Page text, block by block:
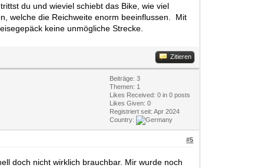
du und wieviel schiebt das Bike, wie viel
welche die Reichweite enorm beeinflussen. Mit
keine unmögliche Strecke.
Zitieren
Beiträge: 3
Themen: 1
Likes Received:0 in 0 posts
Likes Given: 0
Registriert seit: Apr 2024
Country:
#5
doch nicht wirklich brauchbar. Mir wurde noch